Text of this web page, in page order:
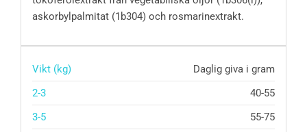
askorbylpalmitat (1b304) och rosmarinextrakt.
Vikt (kg)
Daglig giva i gram
2-3
40-55
3-5
55-75